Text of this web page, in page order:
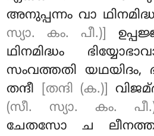
അനുപ്പന്നം വാ
സ്യാ. കം. പീ.)]
ഥിനമിദ്ധം
സംവത്തതി യഥയിദം,
തന്ദീ
[തന്ദി (ക.)]
(സീ. സ്യാ. കം.
ചേതസോ ച